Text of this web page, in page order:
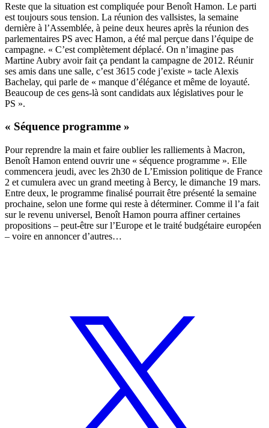
Reste que la situation est compliquée pour Benoît Hamon. Le parti
est toujours sous tension. La réunion des vallsistes, la semaine
dernière à l’Assemblée, à peine deux heures après la réunion des
parlementaires PS avec Hamon, a été mal perçue dans l’équipe de
campagne. « C’est complètement déplacé. On n’imagine pas
Martine Aubry avoir fait ça pendant la campagne de 2012. Réunir
ses amis dans une salle, c’est 3615 code j’existe » tacle Alexis
Bachelay, qui parle de « manque d’élégance et même de loyauté.
Beaucoup de ces gens-là sont candidats aux législatives pour le
PS ».
« Séquence programme »
Pour reprendre la main et faire oublier les ralliements à Macron,
Benoît Hamon entend ouvrir une « séquence programme ». Elle
commencera jeudi, avec les 2h30 de L’Emission politique de France
2 et cumulera avec un grand meeting à Bercy, le dimanche 19 mars.
Entre deux, le programme finalisé pourrait être présenté la semaine
prochaine, selon une forme qui reste à déterminer. Comme il l’a fait
sur le revenu universel, Benoît Hamon pourra affiner certaines
propositions – peut-être sur l’Europe et le traité budgétaire européen
– voire en annoncer d’autres…